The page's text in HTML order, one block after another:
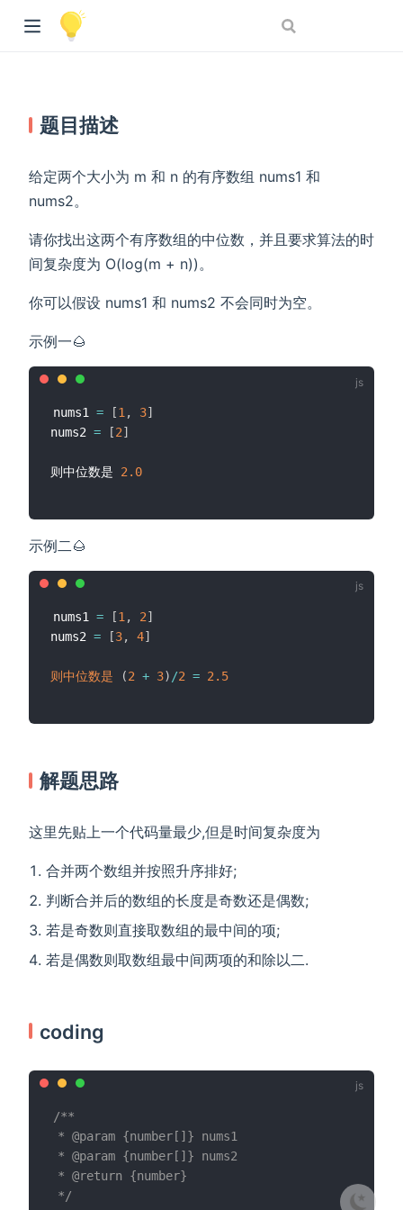
题目描述
给定两个大小为 m 和 n 的有序数组 nums1 和
nums2。
请你找出这两个有序数组的中位数，并且要求算法的时
间复杂度为 O(log(m + n))。
你可以假设 nums1 和 nums2 不会同时为空。
示例一🌰
nums1 = [1 , 3]
nums2 = [2]
则中位数是 2.0
示例二🌰
nums1 = [1 , 2]
nums2 = [3, 4]
则中位数是 (2 + 3) /2 = 2.5
解题思路
这里先贴上一个代码量最少,但是时间复杂度为
合并两个数组并按照升序排好;
判断合并后的数组的长度是奇数还是偶数;
若是奇数则直接取数组的最中间的项;
若是偶数则取数组最中间两项的和除以二.
coding
/**
* @param {number[]} nums1
* @param {number[]} nums2
* @return {number}
*/